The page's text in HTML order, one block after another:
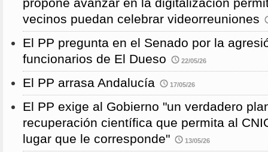
propone avanzar en la digitalización
vecinos puedan celebrar videorreuniones
El PP pregunta en el Senado por la
funcionarios de El Dueso
22/05/26
El PP arrasa Andalucía 17/05/26
El PP exige al Gobierno "un verdadero
recuperación científica que permita al
lugar que le corresponde"
13/05/26